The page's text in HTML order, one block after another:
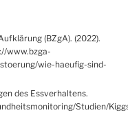
(BZgA). (2022).
www.bzga-
wie-haeufig-sind-
des Essverhaltens.
Studien/